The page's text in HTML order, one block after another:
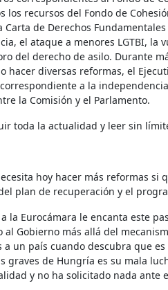
los recursos del Fondo de
de Derechos
el ataque a menores LGTBI,
del derecho de asilo. Durante
hacer diversas reformas, el
a la
la Comisión y el Parlamento.
toda la actualidad y leer sin
hoy hacer más reformas si
plan de recuperación y el
la Eurocámara le encanta este
al Gobierno más allá del
un país cuando descubra que
graves de Hungría es su mala
y no ha solicitado nada ante